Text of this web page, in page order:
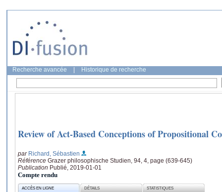
Recherche avancée Historique de recherche
Review of Act-Based Conceptions of Propositional
par Richard, Sébastien
Référence Grazer philosophische Studien, 94, 4, page (639-645)
Publication Publié, 2019-01-01
Compte rendu
ACCÈS EN LIGNE DÉTAILS STATISTIQUES